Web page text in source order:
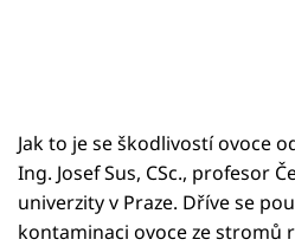
Jak to je se škodlivostí ovoce
Ing. Josef Sus, CSc., profesor
univerzity v Praze. Dříve se
kontaminaci ovoce ze stromů